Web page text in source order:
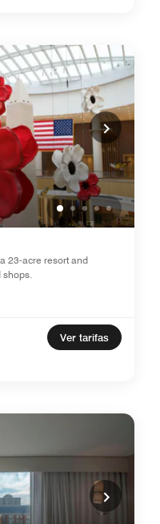
23-acre resort and
shops.
Ver tarifas